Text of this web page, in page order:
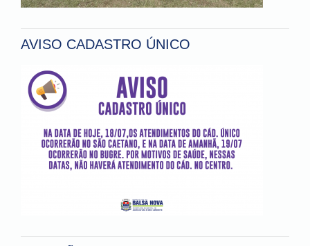
AVISO CADASTRO ÚNICO